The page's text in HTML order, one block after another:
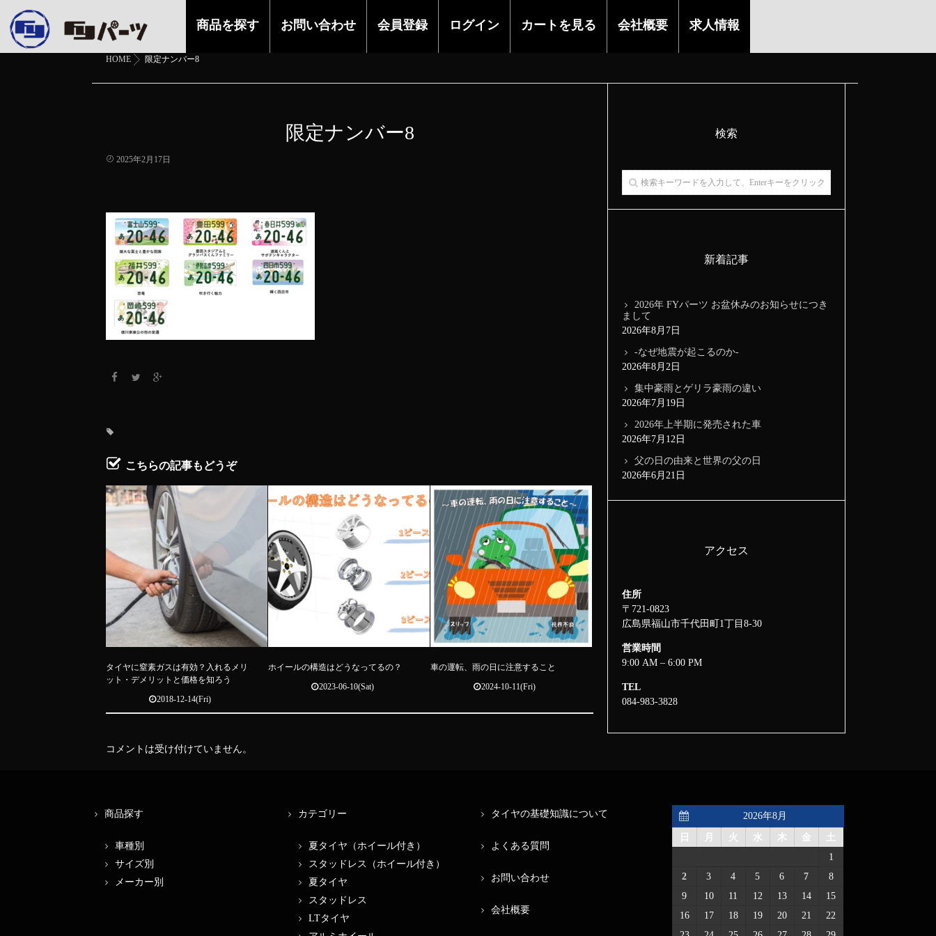
商品を探す お問い合わせ 会員登録 ログイン カートを見る 会社概要 求人情報
HOME 限定ナンバー8
限定ナンバー8
2025年2月17日
こちらの記事もどうぞ
タイヤに窒素ガスは有効？入れるメリ
ット・デメリットと価格を知ろう
2018-12-14(Fri)
ホイールの構造はどうなってるの？
2023-06-10(Sat)
車の運転、雨の日に注意すること
2024-10-11(Fri)
コメントは受け付けていません。
検索
新着記事
2026年 FYパーツ お盆休みのお知らせにつき
まして
2026年8月7日
-なぜ地震が起こるのか-
2026年8月2日
集中豪雨とゲリラ豪雨の違い
2026年7月19日
2026年上半期に発売された車
2026年7月12日
父の日の由来と世界の父の日
2026年6月21日
アクセス
住所
〒721-0823
広島県福山市千代田町1丁目8-30
営業時間
9:00 AM – 6:00 PM
TEL
084-983-3828
商品探す
車種別
サイズ別
メーカー別
カテゴリー
夏タイヤ（ホイール付き）
スタッドレス（ホイール付き）
夏タイヤ
スタッドレス
LTタイヤ
タイヤの基礎知識について
よくある質問
お問い合わせ
会社概要
2026年8月
日 月 火 水 木 金
土
1
2
3 4 5 6 7
8
9
10 11 12 13 14
15
16
17 18 19 20 21
22